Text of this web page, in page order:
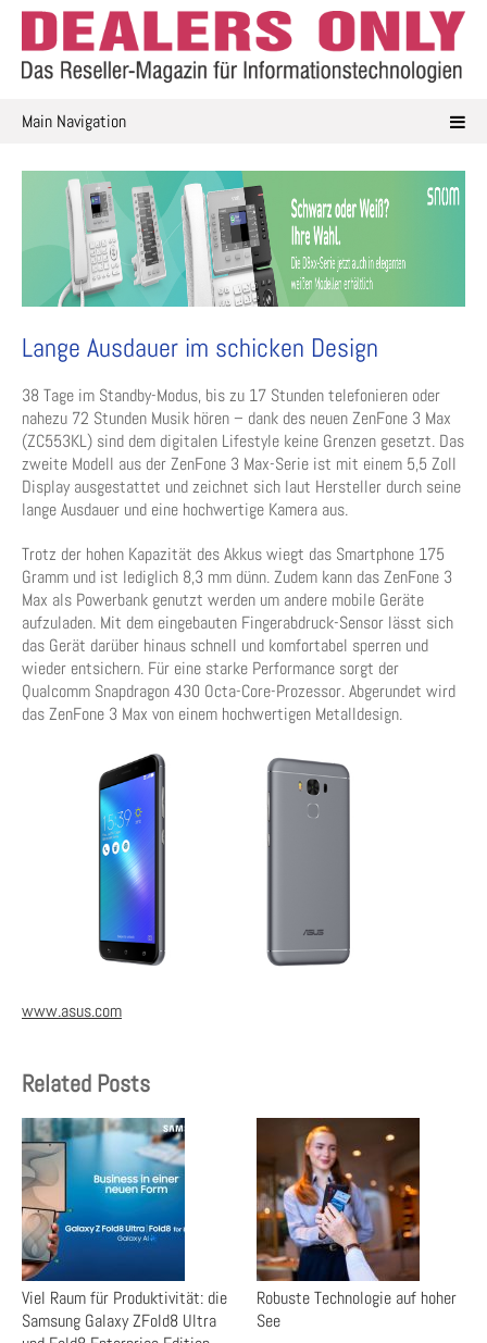
Skip
content
Main Navigation
Lange Ausdauer im schicken Design
38 Tage im Standby-Modus, bis zu 17 Stunden telefonieren oder
nahezu 72 Stunden Musik hören – dank des neuen ZenFone 3 Max
(ZC553KL) sind dem digitalen Lifestyle keine Grenzen gesetzt. Das
zweite Modell aus der ZenFone 3 Max-Serie ist mit einem 5,5 Zoll
Display ausgestattet und zeichnet sich laut Hersteller durch seine
lange Ausdauer und eine hochwertige Kamera aus.
Trotz der hohen Kapazität des Akkus wiegt das Smartphone 175
Gramm und ist lediglich 8,3 mm dünn. Zudem kann das ZenFone 3
Max als Powerbank genutzt werden um andere mobile Geräte
aufzuladen. Mit dem eingebauten Fingerabdruck-Sensor lässt sich
das Gerät darüber hinaus schnell und komfortabel sperren und
wieder entsichern. Für eine starke Performance sorgt der
Qualcomm Snapdragon 430 Octa-Core-Prozessor. Abgerundet wird
das ZenFone 3 Max von einem hochwertigen Metalldesign.
www.asus.com
Related Posts
Viel Raum für Produktivität: die
Samsung Galaxy ZFold8 Ultra
Robuste Technologie auf hoher
See